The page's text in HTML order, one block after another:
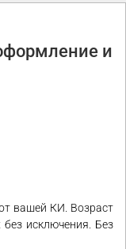
и
вашей КИ. Возраст
исключения. Без